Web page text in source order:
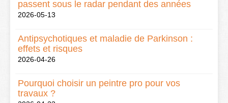
passent sous le radar pendant des années
2026-05-13
Antipsychotiques et maladie de Parkinson :
effets et risques
2026-04-26
Pourquoi choisir un peintre pro pour vos
travaux ?